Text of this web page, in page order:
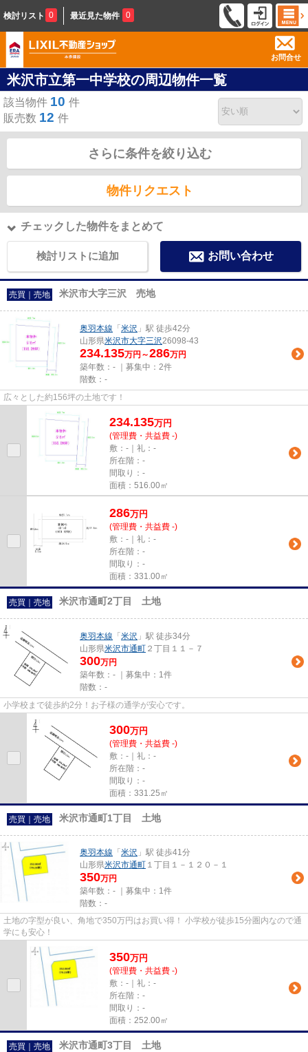
検討リスト 0 最近見た物件 0
お問合せ
米沢市立第一中学校の周辺物件一覧
該当物件 10 件
販売数 12 件
さらに条件を絞り込む
物件リクエスト
チェックした物件をまとめて
検討リストに追加 お問い合わせ
売買｜売地 米沢市大字三沢 売地
奥羽本線 「 米沢 」駅 徒歩42分
山形県米沢市大字三沢26098-43
234.135万円～286万円
築年数：- ｜募集中： 2件
階数：-
広々とした約156坪の土地です！
234.135万円
(管理費・共益費 -)
敷：-｜礼：-
所在階：-
間取り：-
面積：516.00㎡
286万円
(管理費・共益費 -)
敷：-｜礼：-
所在階：-
間取り：-
面積：331.00㎡
売買｜売地 米沢市通町2丁目 土地
奥羽本線 「 米沢 」駅 徒歩34分
山形県米沢市通町 ２丁目１１－７
300万円
築年数：- ｜募集中： 1件
階数：-
小学校まで徒歩約2分！お子様の通学が安心です。
300万円
(管理費・共益費 -)
敷：-｜礼：-
所在階：-
間取り：-
面積：331.25㎡
売買｜売地 米沢市通町1丁目 土地
奥羽本線 「 米沢 」駅 徒歩41分
山形県米沢市通町 １丁目１－１２０－１
350万円
築年数：- ｜募集中： 1件
階数：-
土地の字型が良い、角地で350万円はお買い得！ 小学校が徒歩15分圏内なので通
学にも安心！
350万円
(管理費・共益費 -)
敷：-｜礼：-
所在階：-
間取り：-
面積：252.00㎡
売買｜売地 米沢市通町3丁目 土地